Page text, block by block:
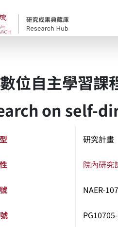
育研究院-研
位自主學習課
on self-
研究計畫
院內研究
NAER-